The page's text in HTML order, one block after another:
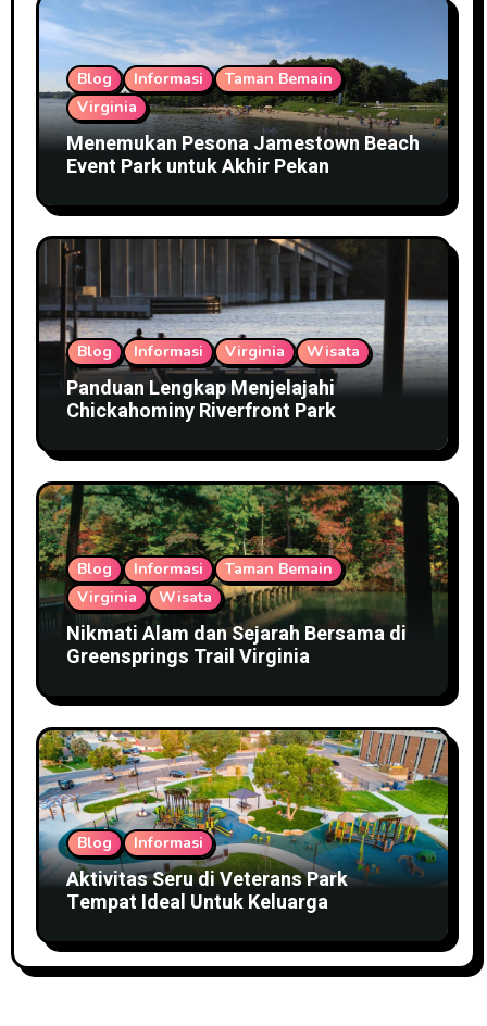
Blog Informasi
Taman Bemain
Virginia
Menemukan Pesona Jamestown Beach
Event Park untuk Akhir Pekan
Blog Informasi Virginia Wisata
Panduan Lengkap Menjelajahi
Chickahominy Riverfront Park
Blog Informasi
Taman Bemain
Virginia
Wisata
Nikmati Alam dan Sejarah Bersama di
Greensprings Trail Virginia
Blog Informasi
Aktivitas Seru di Veterans Park
Tempat Ideal Untuk Keluarga